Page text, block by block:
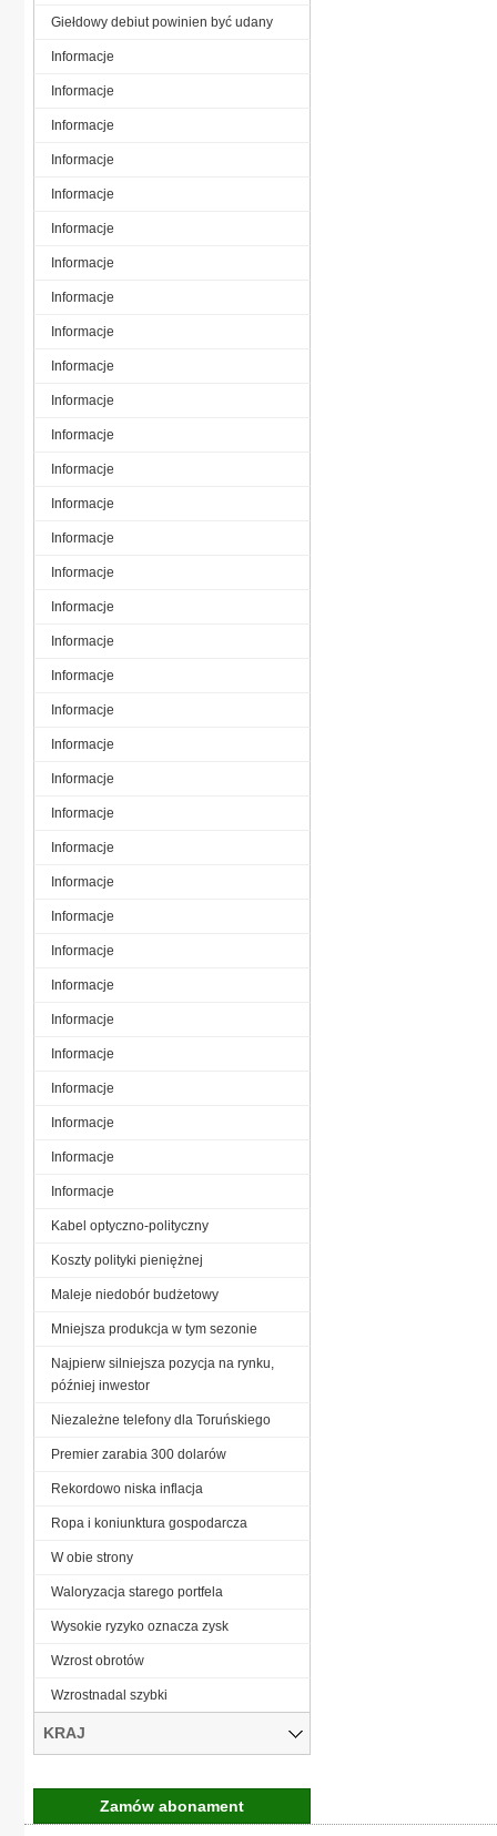
Giełdowy debiut powinien być udany
Informacje
Informacje
Informacje
Informacje
Informacje
Informacje
Informacje
Informacje
Informacje
Informacje
Informacje
Informacje
Informacje
Informacje
Informacje
Informacje
Informacje
Informacje
Informacje
Informacje
Informacje
Informacje
Informacje
Informacje
Informacje
Informacje
Informacje
Informacje
Informacje
Informacje
Informacje
Informacje
Informacje
Informacje
Kabel optyczno-polityczny
Koszty polityki pieniężnej
Maleje niedobór budżetowy
Mniejsza produkcja w tym sezonie
Najpierw silniejsza pozycja na rynku,
później inwestor
Niezależne telefony dla Toruńskiego
Premier zarabia 300 dolarów
Rekordowo niska inflacja
Ropa i koniunktura gospodarcza
W obie strony
Waloryzacja starego portfela
Wysokie ryzyko oznacza zysk
Wzrost obrotów
Wzrostnadal szybki
KRAJ
Zamów abonament